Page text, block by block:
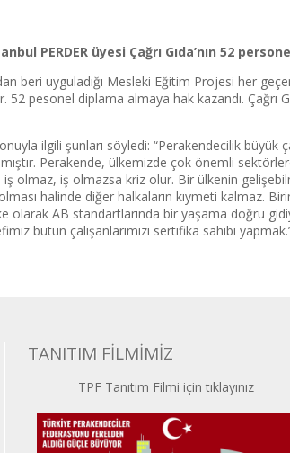
PERDER üyesi Çağrı Gıda’nın 52
beri uyguladığı Mesleki Eğitim Projesi her
52 pesonel diplama almaya hak kazandı.
ilgili şunları söyledi: “Perakendecilik
Perakende, ülkemizde çok önemli
olmaz, iş olmazsa kriz olur. Bir ülkenin
halinde diğer halkaların kıymeti kalmaz.
AB standartlarında bir yaşama doğru
bütün çalışanlarımızı sertifika sahibi
TANITIM FİLMİMİZ
TPF Tanıtım Filmi için tıklayınız